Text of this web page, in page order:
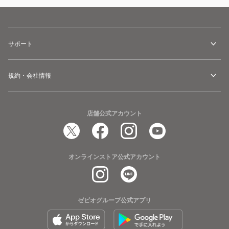
サポート
規約・会社情報
店舗公式アカウント
オンラインストア公式アカウント
ゼビオグループ公式アプリ